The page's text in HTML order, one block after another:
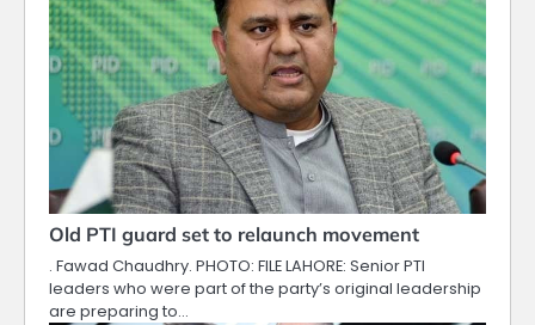
Old PTI guard set to relaunch movement
. Fawad Chaudhry. PHOTO: FILE LAHORE: Senior PTI
leaders who were part of the party’s original leadership
are preparing to…